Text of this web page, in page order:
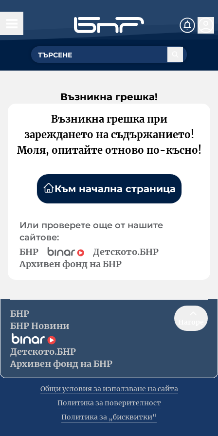
Възникна грешка!
Възникна грешка при
зареждането на съдържанието!
Моля, опитайте отново по-късно!
Към начална страница
Или проверете още от нашите
сайтове:
БНР
Детското.БНР
Архивен фонд на БНР
БНР
БНР Новини
Детското.БНР
Архивен фонд на БНР
Общи условия за използване на сайта
Политика за поверителност
Политика за „бисквитки“